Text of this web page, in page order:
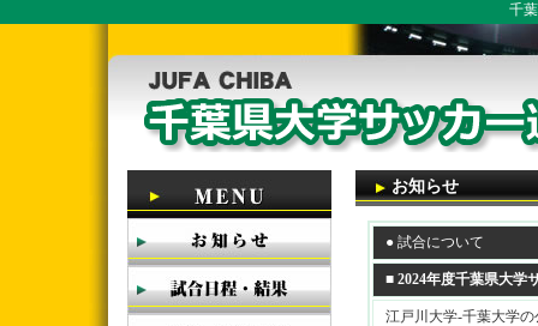
千
お知らせ
● 試合について
■ 2024年度千葉県大学
江戸川大学-千葉大学